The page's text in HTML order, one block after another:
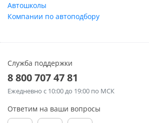
Автошколы
Компании по автоподбору
Служба поддержки
8 800 707 47 81
Ежедневно с 10:00 до 19:00 по МСК
Ответим на ваши вопросы